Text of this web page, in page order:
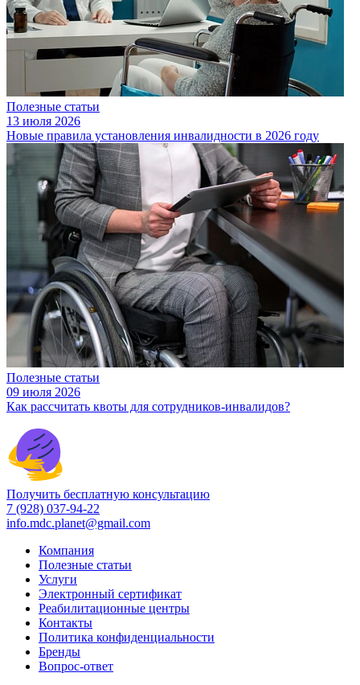
Полезные статьи
13 июля 2026
Новые правила установления инвалидности в 2026 году
Полезные статьи
09 июля 2026
Как рассчитать квоты для сотрудников-инвалидов?
Получить бесплатную консультацию
7 (928) 037-94-22
info.mdc.planet@gmail.com
Компания
Полезные статьи
Услуги
Электронный сертификат
Реабилитационные центры
Контакты
Политика конфиденциальности
Бренды
Вопрос-ответ